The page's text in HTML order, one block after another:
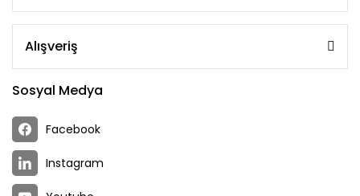
Alışveriş
Sosyal Medya
Facebook
Instagram